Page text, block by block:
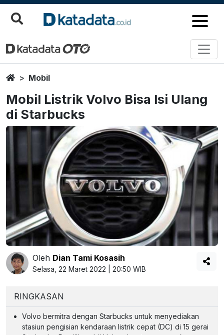
HomeMobil
Mobil Listrik Volvo Bisa Isi Ulang
di Starbucks
Oleh Dian Tami Kosasih
Selasa, 22 Maret 2022 | 20:50 WIB
RINGKASAN
Volvo bermitra dengan Starbucks untuk menyediakan
stasiun pengisian kendaraan listrik cepat (DC) di 15 gerai